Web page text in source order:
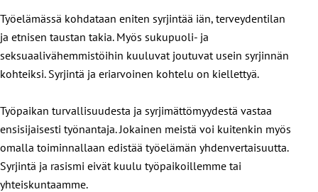
Työelämässä kohdataan eniten syrjintää iän, terveydentilan
ja etnisen taustan takia. Myös sukupuoli- ja
seksuaalivähemmistöihin kuuluvat joutuvat usein syrjinnän
kohteiksi. Syrjintä ja eriarvoinen kohtelu on kiellettyä.
Työpaikan turvallisuudesta ja syrjimättömyydestä vastaa
ensisijaisesti työnantaja. Jokainen meistä voi kuitenkin myös
omalla toiminnallaan edistää työelämän yhdenvertaisuutta.
Syrjintä ja rasismi eivät kuulu työpaikoillemme tai
yhteiskuntaamme.